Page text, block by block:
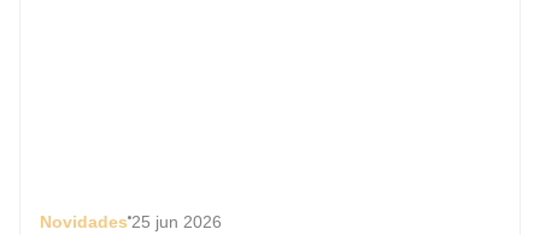
Novidades 25 jun 2026